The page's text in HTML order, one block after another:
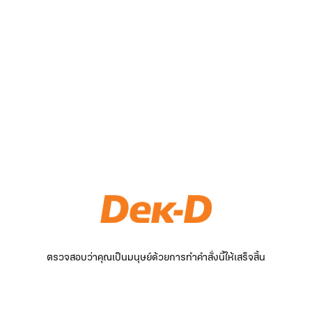
ตรวจสอบว่าคุณเป็นมนุษย์ด้วยการทำคำสั่งนี้ให้เสร็จสิ้น